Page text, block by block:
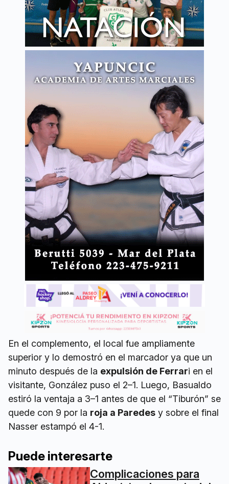
En el complemento, el local fue ampliamente
superior y lo demostró en el marcador ya que un
minuto después de la expulsión de Ferrari en el
visitante, González puso el 2–1. Luego, Basualdo
estiró la ventaja a 3–1 antes de que el “Tiburón” se
quede con 9 por la roja a Paredes y sobre el final
Nasser estampó el 4-1.
Puede interesarte
Complicaciones para